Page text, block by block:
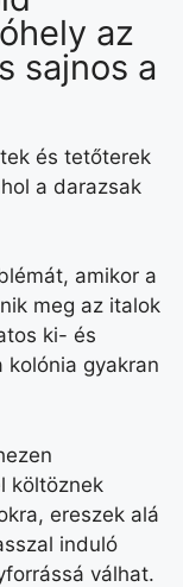
az
sajnos a
és tetőterek
a darazsak
amikor a
meg az italok
ki- és
kolónia gyakran
költöznek
ereszek alá
induló
válhat.